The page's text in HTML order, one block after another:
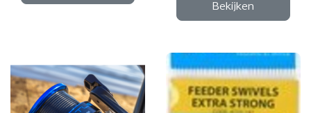
Bekijken